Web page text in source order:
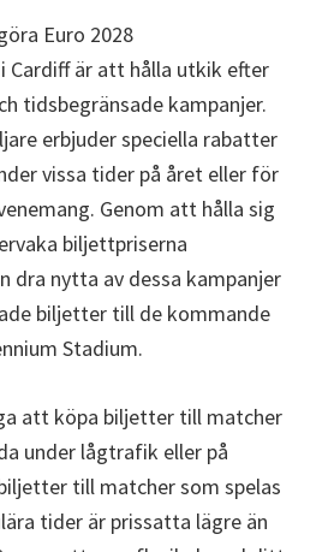
Euro 2028
Cardiff är att hålla utkik efter
tidsbegränsade kampanjer.
erbjuder speciella rabatter
vissa tider på året eller för
Genom att hålla sig
biljettpriserna
dra nytta av dessa kampanjer
biljetter till de kommande
Stadium.
att köpa biljetter till matcher
under lågtrafik eller på
till matcher som spelas
tider är prissatta lägre än